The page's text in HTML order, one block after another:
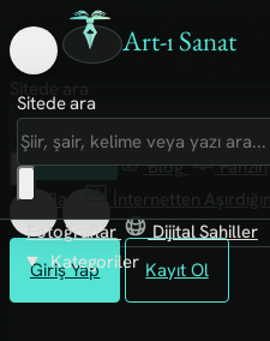
Art-ı Sanat
Giriş Yap Kayıt Ol
Sitede ara
Art-ı Sosyal
İmece
Kütüphane
Blog
Fanzin
Rafları
Fotoğraflar
Dijital Sahiller
Kategoriler